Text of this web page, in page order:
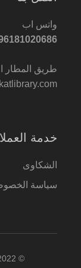
واتس اب
طريق المطار
خدمة
الشكاوى
سياسة
© 2022 جميع الحقوق محفوظة لموقع مشكاة